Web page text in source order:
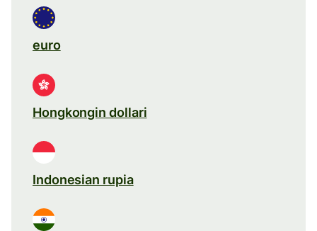
euro
Hongkongin dollari
Indonesian rupia